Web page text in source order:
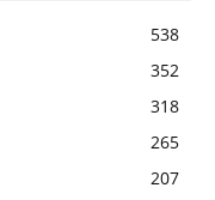
538
352
318
265
207